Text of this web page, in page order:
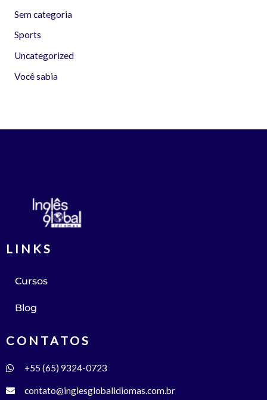
Sem categoria
Sports
Uncategorized
Você sabia
LINKS
Cursos
Blog
CONTATOS
+55 (65) 9324-0723
contato@inglesglobalidiomas.com.br